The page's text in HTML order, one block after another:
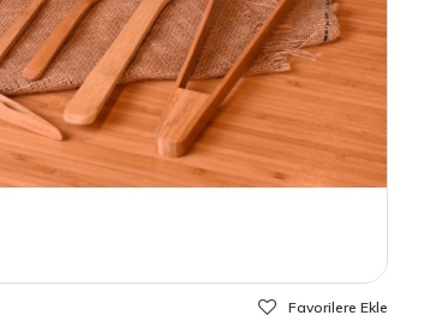
Favorilere Ekle